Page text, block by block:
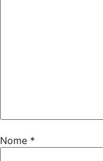
Nome *